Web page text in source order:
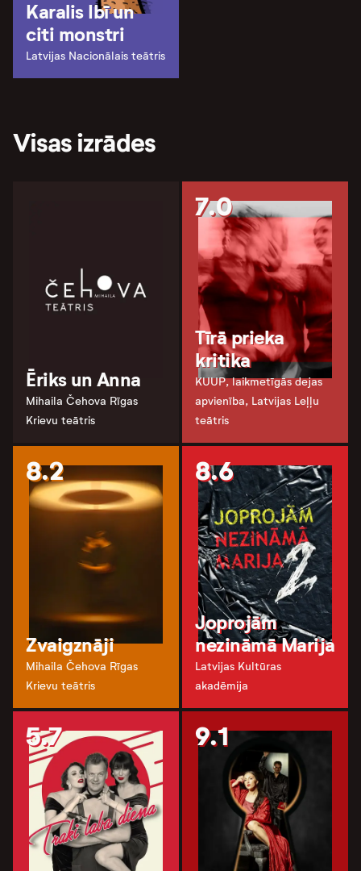
Karalis Ibī un
citi monstri
Latvijas Nacionālais teātris
Visas izrādes
Ēriks un Anna
Mihaila Čehova Rīgas
Krievu teātris
7.0
Tīrā prieka
kritika
KUUP, laikmetīgās dejas
apvienība, Latvijas Leļļu
teātris
8.2
Zvaigznāji
Mihaila Čehova Rīgas
Krievu teātris
8.6
Joprojām
nezināmā Marija
Latvijas Kultūras
akadēmija
5.7 9.1